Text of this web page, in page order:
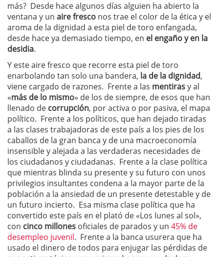
más? Desde hace algunos días alguien ha abierto la
ventana y un aire fresco nos trae el color de la ética y el
aroma de la dignidad a esta piel de toro enfangada,
desde hace ya demasiado tiempo, en el engaño y en la
desidia.
Y este aire fresco que recorre esta piel de toro
enarbolando tan solo una bandera, la de la dignidad,
viene cargado de razones. Frente a las mentirasy al
«más de lo mismo» de los de siempre, de esos que han
llenado de corrupción, por activa o por pasiva, el mapa
político. Frente a los políticos, que han dejado tiradas
a las clases trabajadoras de este país a los pies de los
caballos de la gran banca y de una macroeconomía
insensible y alejada a las verdaderas necesidades de
los ciudadanos y ciudadanas. Frente a la clase política
que mientras blinda su presente y su futuro con unos
privilegios insultantes condena a la mayor parte de la
población a la ansiedad de un presente detestable y de
un futuro incierto. Esa misma clase política que ha
convertido este país en el plató de «Los lunes al sol»,
con cinco millones oficiales de parados y un 45% de
desempleo juvenil. Frente a la banca usurera que ha
usado el dinero de todos para enjugar las pérdidas de